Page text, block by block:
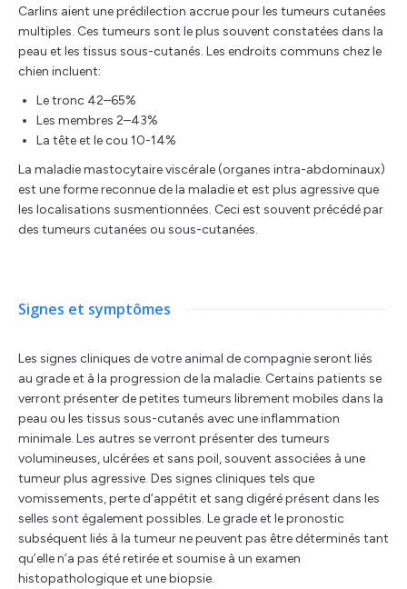
Carlins aient une prédilection accrue pour les tumeurs cutanées
multiples. Ces tumeurs sont le plus souvent constatées dans la
peau et les tissus sous-cutanés. Les endroits communs chez le
chien incluent:
Le tronc 42–65%
Les membres 2–43%
La tête et le cou 10-14%
La maladie mastocytaire viscérale (organes intra-abdominaux)
est une forme reconnue de la maladie et est plus agressive que
les localisations susmentionnées. Ceci est souvent précédé par
des tumeurs cutanées ou sous-cutanées.
Signes et symptômes
Les signes cliniques de votre animal de compagnie seront liés
au grade et à la progression de la maladie. Certains patients se
verront présenter de petites tumeurs librement mobiles dans la
peau ou les tissus sous-cutanés avec une inflammation
minimale. Les autres se verront présenter des tumeurs
volumineuses, ulcérées et sans poil, souvent associées à une
tumeur plus agressive. Des signes cliniques tels que
vomissements, perte d’appétit et sang digéré présent dans les
selles sont également possibles. Le grade et le pronostic
subséquent liés à la tumeur ne peuvent pas être déterminés tant
qu’elle n’a pas été retirée et soumise à un examen
histopathologique et une biopsie.